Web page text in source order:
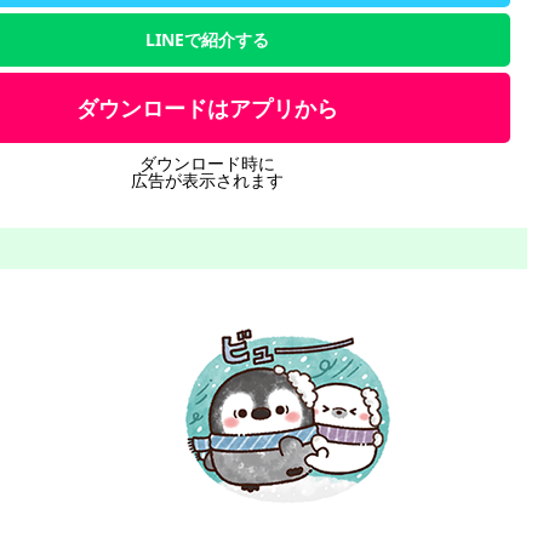
LINEで紹介する
ダウンロードはアプリから
ダウンロード時に
広告が表示されます